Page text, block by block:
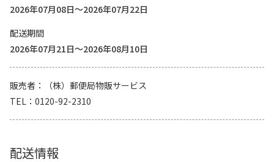
2026年07月08日～2026年07月22日
配送期間
2026年07月21日～2026年08月10日
販売者
（株）郵便局物販サービス
TEL
0120-92-2310
配送情報